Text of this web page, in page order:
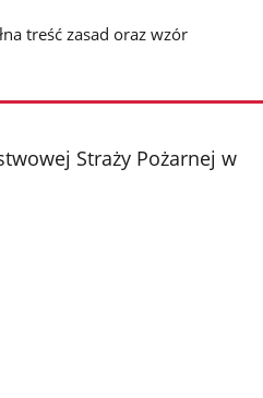
treść zasad oraz wzór
Straży Pożarnej w